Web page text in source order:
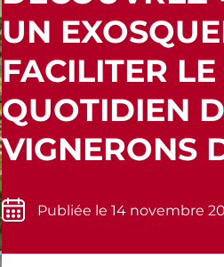
UN
FACILITER
QUOTIDIEN
VIGNERONS
Publiée le 14 novembre